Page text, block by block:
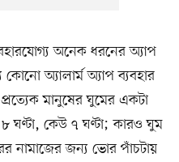
অনেক ধরনের অ্যাপ
অ্যালার্ম অ্যাপ ব্যবহার
মানুষের ঘুমের একটা
ঘণ্টা, কেউ ৭ ঘণ্টা; কারও ঘুম
নামাজের জন্য ভোর পাঁচটায়